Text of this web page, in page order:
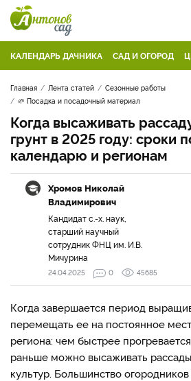
КАЛЕНДАРЬ ДАЧНИКА САД И ОГОРОД
Главная Лента статей
Сезонные работы
🌱 Посадка и посадочный материал
Когда высаживать
грунт в 2025 году: сроки
календарю и регионам
Хромов Николай
Владимирович
Кандидат с.-х. наук,
старший научный
сотрудник ФНЦ им. И.В.
Мичурина
24.04.2025 0 45685
Когда завершается период
перемещать ее на постоянное
региона: чем быстрее
раньше можно высаживать
культур. Большинство